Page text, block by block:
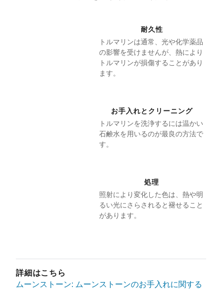
耐久性
トルマリンは通常、光や化学薬品
の影響を受けませんが、熱により
トルマリンが損傷することがあり
ます。
お手入れとクリーニング
トルマリンを洗浄するには温かい
石鹸水を用いるのが最良の方法で
す。
処理
照射により変化した色は、熱や明
るい光にさらされると褪せること
があります。
詳細はこちら
ムーンストーン: ムーンストーンのお手入れに関する